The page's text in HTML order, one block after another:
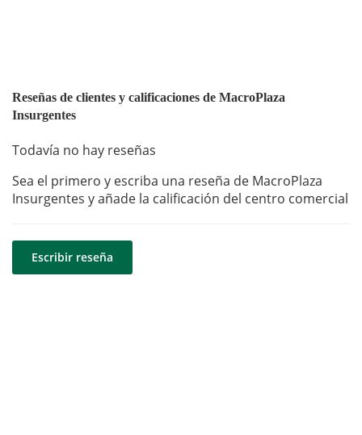
Reseñas de clientes y calificaciones de MacroPlaza
Insurgentes
Todavía no hay reseñas
Sea el primero y escriba una reseña de MacroPlaza
Insurgentes y añade la calificación del centro comercial
Escribir reseña